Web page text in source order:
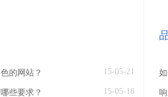
的网站？ 15-05-21
些要求？ 15-05-18